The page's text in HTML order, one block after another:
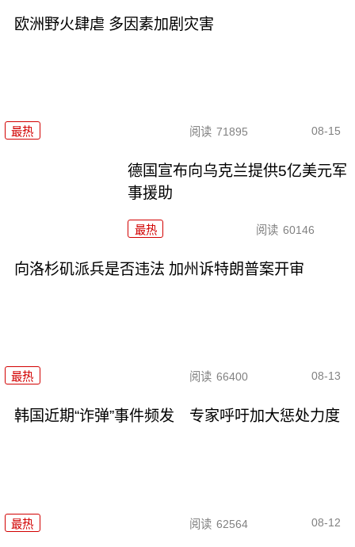
欧洲野火肆虐 多因素加剧灾害
最热 阅读 71895 08-15
德国宣布向乌克兰提供5亿美元军
事援助
最热 阅读 60146
向洛杉矶派兵是否违法 加州诉特朗普案开审
最热 阅读 66400 08-13
韩国近期“诈弹”事件频发 专家呼吁加大惩处力度
最热 阅读 62564 08-12